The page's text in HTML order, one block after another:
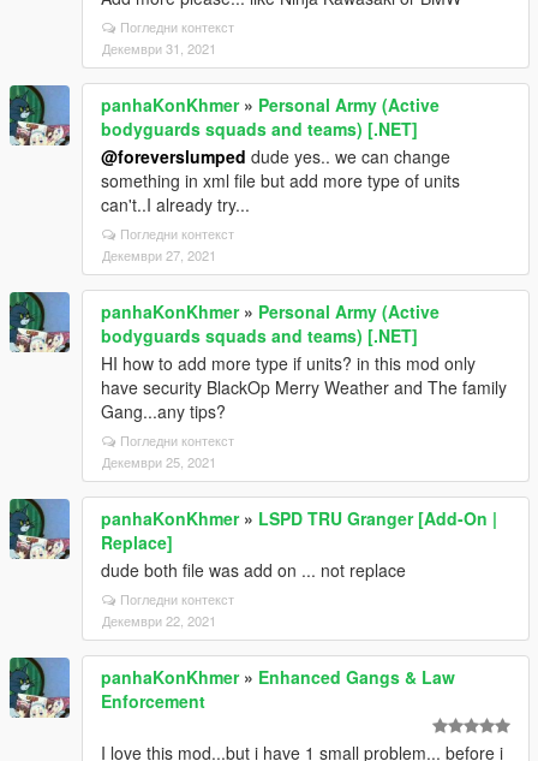
Погледни контекст
Декември 31, 2021
panhaKonKhmer» Personal Army (Active
bodyguards squads and teams) [.NET]
@foreverslumped dude yes.. we can change
something in xml file but add more type of units
can't..I already try...
Погледни контекст
Декември 27, 2021
panhaKonKhmer» Personal Army (Active
bodyguards squads and teams) [.NET]
HI how to add more type if units? in this mod only
have security BlackOp Merry Weather and The family
Gang...any tips?
Погледни контекст
Декември 25, 2021
panhaKonKhmer» LSPD TRU Granger [Add-On |
Replace]
dude both file was add on ... not replace
Погледни контекст
Декември 22, 2021
panhaKonKhmer» Enhanced Gangs & Law
Enforcement
I love this mod...but i have 1 small problem... before i